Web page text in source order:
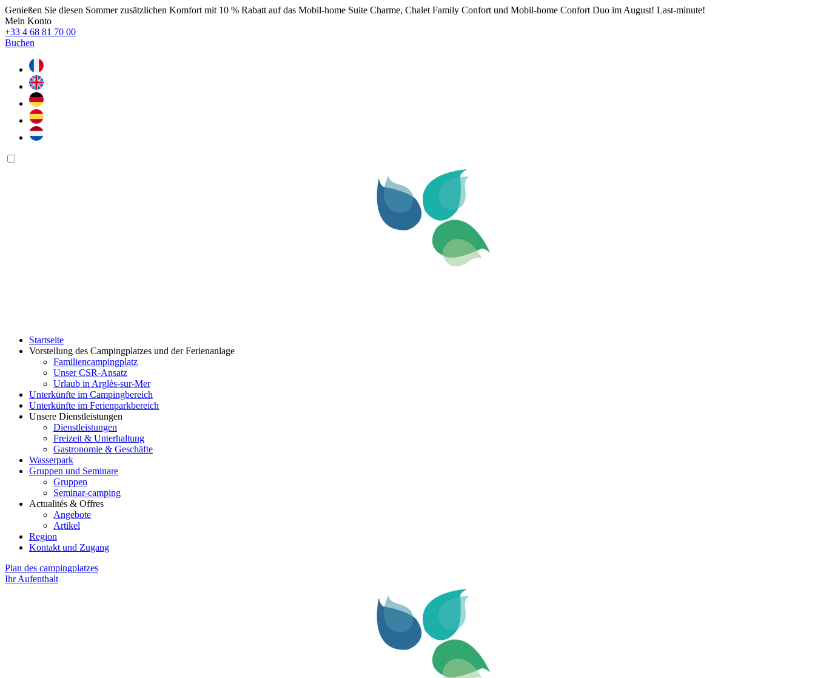
Genießen Sie diesen Sommer zusätzlichen Komfort mit 10 % Rabatt auf das Mobil-home Suite Charme, Chalet Family Confort und Mobil-home Confort Duo im August! Last-minute!
Mein Konto
+33 4 68 81 70 00
Buchen
Startseite
Vorstellung des Campingplatzes und der Ferienanlage
Familiencampingplatz
Unser CSR-Ansatz
Urlaub in Arglès-sur-Mer
Unterkünfte im Campingbereich
Unterkünfte im Ferienparkbereich
Unsere Dienstleistungen
Dienstleistungen
Freizeit & Unterhaltung
Gastronomie & Geschäfte
Wasserpark
Gruppen und Seminare
Gruppen
Seminar-camping
Actualités & Offres
Angebote
Artikel
Region
Kontakt und Zugang
Plan des campingplatzes
Ihr Aufenthalt